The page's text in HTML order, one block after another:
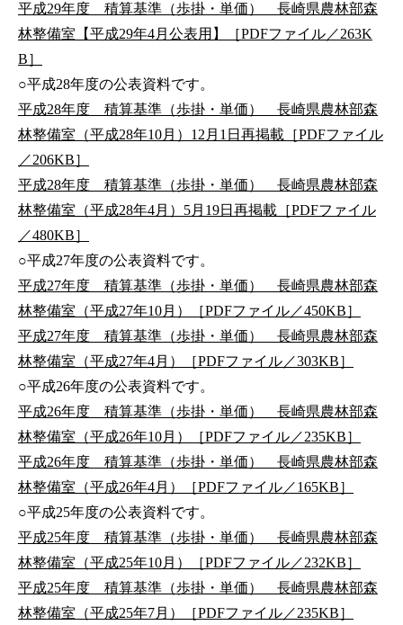
平成29年度 積算基準（歩掛・単価） 長崎県農林部森
林整備室【平成29年4月公表用】［PDFファイル／263K
B］
○平成28年度の公表資料です。
平成28年度 積算基準（歩掛・単価） 長崎県農林部森
林整備室（平成28年10月）12月1日再掲載［PDFファイル
／206KB］
平成28年度 積算基準（歩掛・単価） 長崎県農林部森
林整備室（平成28年4月）5月19日再掲載［PDFファイル
／480KB］
○平成27年度の公表資料です。
平成27年度 積算基準（歩掛・単価） 長崎県農林部森
林整備室（平成27年10月）［PDFファイル／450KB］
平成27年度 積算基準（歩掛・単価） 長崎県農林部森
林整備室（平成27年4月）［PDFファイル／303KB］
○平成26年度の公表資料です。
平成26年度 積算基準（歩掛・単価） 長崎県農林部森
林整備室（平成26年10月）［PDFファイル／235KB］
平成26年度 積算基準（歩掛・単価） 長崎県農林部森
林整備室（平成26年4月）［PDFファイル／165KB］
○平成25年度の公表資料です。
平成25年度 積算基準（歩掛・単価） 長崎県農林部森
林整備室（平成25年10月）［PDFファイル／232KB］
平成25年度 積算基準（歩掛・単価） 長崎県農林部森
林整備室（平成25年7月）［PDFファイル／235KB］